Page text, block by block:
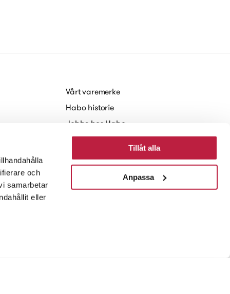
och
samarbetar
eller
Tillåt alla
Anpassa
Vårt varemerke
Habo historie
Jobbe hos Habo
Baerekraft